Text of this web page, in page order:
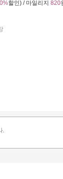
할인) / 마일리지 820